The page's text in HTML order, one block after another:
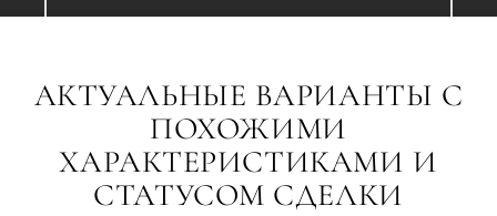
АКТУАЛЬНЫЕ ВАРИАНТЫ С
ПОХОЖИМИ
ХАРАКТЕРИСТИКАМИ И
СТАТУСОМ СДЕЛКИ